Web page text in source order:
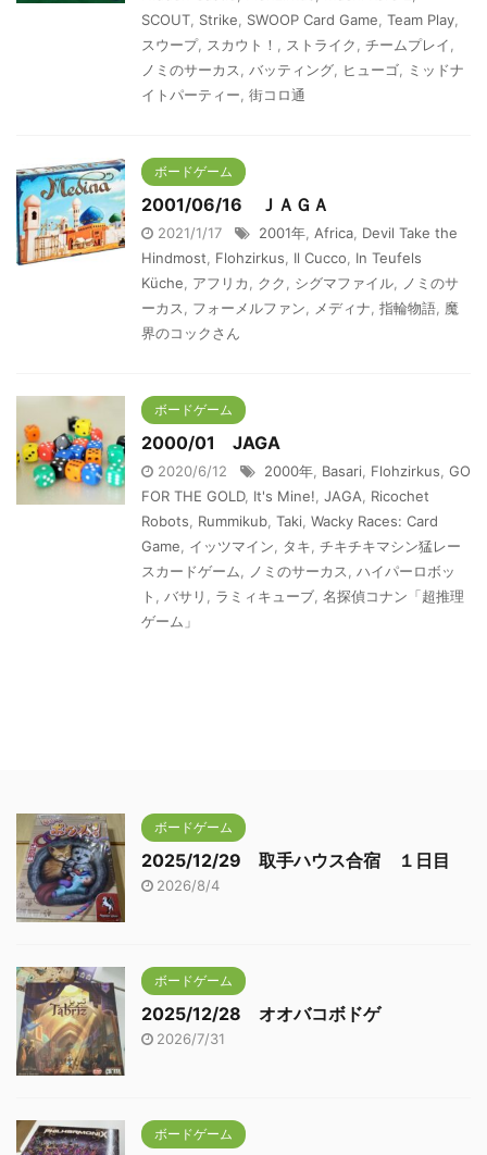
SCOUT Strike SWOOP Card Game Team Play
スウープ, スカウト！ ストライク チームプレイ
ノミのサーカス
バッティング ヒューゴ
ミッドナ
イトパーティー 街コロ通
ボードゲーム
2001/06/16 ＪＡＧＡ
2021/1/17 2001年 Africa Devil Take the
Hindmost
Flohzirkus Il Cucco
In Teufels
Küche
アフリカ クク シグマファイル
ノミのサ
ーカス
フォーメルファン メディナ 指輪物語 魔
界のコックさん
ボードゲーム
2000/01 JAGA
2020/6/12 2000年 Basari Flohzirkus GO
FOR THE GOLD, It's Mine! JAGA
Ricochet
Robots
Rummikub Taki Wacky Races: Card
Game
イッツマイン タキ チキチキマシン猛レー
スカードゲーム
ノミのサーカス
ハイパーロボッ
ト
バサリ ラミィキューブ 名探偵コナン「超推理
ゲーム」
ボードゲーム
2025/12/29 取手ハウス合宿 １日目
2026/8/4
ボードゲーム
2025/12/28 オオバコボドゲ
2026/7/31
ボードゲーム